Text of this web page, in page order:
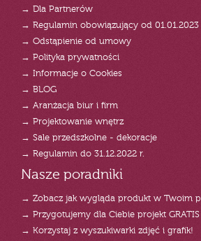
→ Dla Partnerów
→ Regulamin obowiązujący od 01.01.2023
→ Odstąpienie od umowy
→ Polityka prywatności
→ Informacje o Cookies
→ BLOG
→ Aranżacja biur i firm
→ Projektowanie wnętrz
→ Sale przedszkolne - dekoracje
→ Regulamin do 31.12.2022 r.
Nasze poradniki
→ Zobacz jak wygląda produkt w Twoim
→ Przygotujemy dla Ciebie projekt GRATIS
→ Korzystaj z wyszukiwarki zdjęć i grafik!